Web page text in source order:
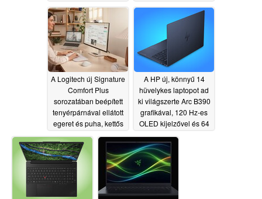
05/29/2026
A Logitech új Signature
Comfort Plus
sorozatában beépített
tenyérpárnával ellátott
egeret és puha, kettős
csuklótámasszal
ellátott billentyűzetet
kínál
05/29/2026
A HP új, könnyű 14
hüvelykes laptopot ad
ki világszerte Arc B390
grafikával, 120 Hz-es
OLED kijelzővel és 64